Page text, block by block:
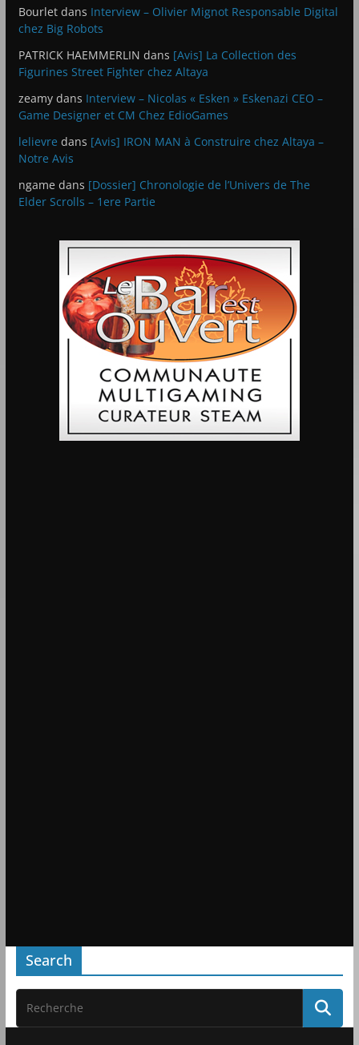
Bourletdans Interview – Olivier Mignot Responsable Digital
chez Big Robots
PATRICK HAEMMERLIN dans [Avis] La Collection des
Figurines Street Fighter chez Altaya
zeamydans Interview – Nicolas « Esken » Eskenazi CEO –
Game Designer et CM Chez EdioGames
lelievre dans [Avis] IRON MAN à Construire chez Altaya –
Notre Avis
ngame dans [Dossier] Chronologie de l’Univers de The
Elder Scrolls – 1ere Partie
Search